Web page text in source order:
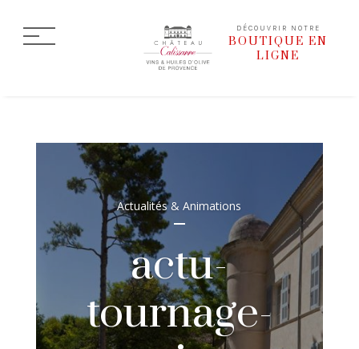
DÉCOUVRIR NOTRE
BOUTIQUE EN
LIGNE
Actualités & Animations
actu-
tournage-